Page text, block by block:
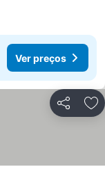
Ver preços
Partilhar